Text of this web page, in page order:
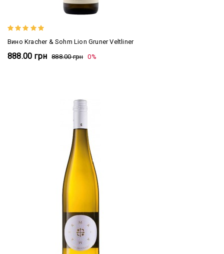
Вино Kracher & Sohm Lion Gruner Veltliner
888.00 грн 888.00 грн 0%